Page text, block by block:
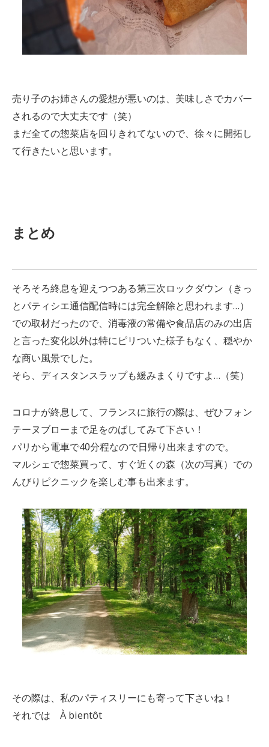
売り子のお姉さんの愛想が悪いのは、美味しさでカバー
されるので大丈夫です（笑）
まだ全ての惣菜店を回りきれてないので、徐々に開拓し
て行きたいと思います。
まとめ
そろそろ終息を迎えつつある第三次ロックダウン（きっ
とパティシエ通信配信時には完全解除と思われます…）
での取材だったので、消毒液の常備や食品店のみの出店
と言った変化以外は特にピリついた様子もなく、穏やか
な商い風景でした。
そら、ディスタンスラップも緩みまくりですよ…（笑）
コロナが終息して、フランスに旅行の際は、ぜひフォン
テーヌブローまで足をのばしてみて下さい！
パリから電車で40分程なので日帰り出来ますので。
マルシェで惣菜買って、すぐ近くの森（次の写真）での
んびりピクニックを楽しむ事も出来ます。
その際は、私のパティスリーにも寄って下さいね！
それでは À bientôt